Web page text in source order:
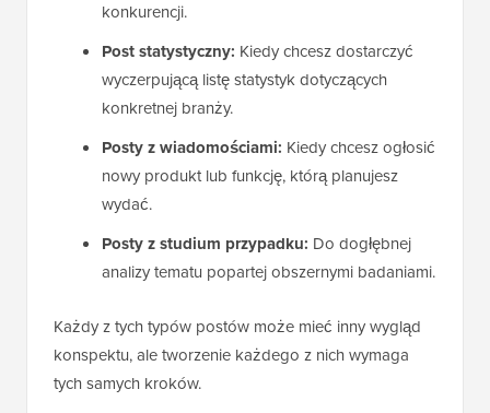
konkurencji.
Post statystyczny: Kiedy chcesz dostarczyć
wyczerpującą listę statystyk dotyczących
konkretnej branży.
Posty z wiadomościami: Kiedy chcesz ogłosić
nowy produkt lub funkcję, którą planujesz
wydać.
Posty z studium przypadku: Do dogłębnej
analizy tematu popartej obszernymi badaniami.
Każdy z tych typów postów może mieć inny wygląd
konspektu, ale tworzenie każdego z nich wymaga
tych samych kroków.